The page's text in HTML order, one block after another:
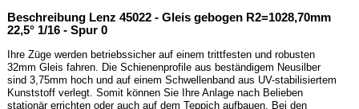
Beschreibung Lenz 45022 - Gleis gebogen R2=1028,70mm
22,5° 1/16 - Spur 0
Ihre Züge werden betriebssicher auf einem trittfesten und robusten
32mm Gleis fahren. Die Schienenprofile aus beständigem Neusilber
sind 3,75mm hoch und auf einem Schwellenband aus UV-stabilisiertem
Kunststoff verlegt. Somit können Sie Ihre Anlage nach Belieben
stationär errichten oder auch auf dem Teppich aufbauen. Bei den